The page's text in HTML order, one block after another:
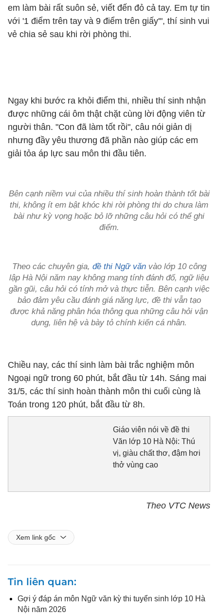
em làm bài rất suôn sẻ, viết đến đỏ cả tay. Em tự tin
với '1 điểm trên tay và 9 điểm trên giấy'", thí sinh vui
vẻ chia sẻ sau khi rời phòng thi.
Ngay khi bước ra khỏi điểm thi, nhiều thí sinh nhận
được những cái ôm thật chặt cùng lời động viên từ
người thân. "Con đã làm tốt rồi", câu nói giản dị
nhưng đầy yêu thương đã phần nào giúp các em
giải tỏa áp lực sau môn thi đầu tiên.
Bên cạnh niềm vui của nhiều thí sinh hoàn thành tốt bài
thi, không ít em bật khóc khi rời phòng thi do chưa làm
bài như kỳ vọng hoặc bỏ lỡ những câu hỏi có thể ghi
điểm.
Theo các chuyên gia, đề thi Ngữ vănvào lớp 10 công
lập Hà Nội năm nay không mang tính đánh đố, ngữ liệu
gần gũi, câu hỏi có tính mở và thực tiễn. Bên cạnh việc
bảo đảm yêu cầu đánh giá năng lực, đề thi vẫn tạo
được khả năng phân hóa thông qua những câu hỏi vận
dụng, liên hệ và bày tỏ chính kiến cá nhân.
Chiều nay, các thí sinh làm bài trắc nghiệm môn
Ngoại ngữ trong 60 phút, bắt đầu từ 14h. Sáng mai
31/5, các thí sinh hoàn thành môn thi cuối cùng là
Toán trong 120 phút, bắt đầu từ 8h.
Giáo viên nói về đề thi
Văn lớp 10 Hà Nội: Thú
vị, giàu chất thơ, đậm hơi
thở vùng cao
Theo VTC News
Xem link gốc
Tin liên quan
Gợi ý đáp án môn Ngữ văn kỳ thi tuyển sinh lớp 10 Hà
Nội năm 2026